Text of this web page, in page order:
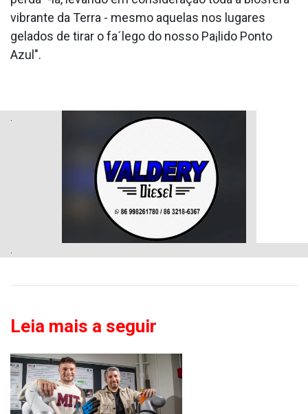
vibrante da Terra - mesmo aquelas nos lugares
gelados de tirar o fa´lego do nosso Pa¡lido Ponto
Azul".
.
Leia mais a seguir